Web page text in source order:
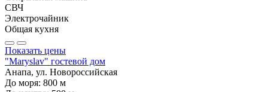
СВЧ
Электрочайник
Общая кухня
Показать цены
"Maryslav" гостевой дом
Анапа, ул. Новороссийская
До моря: 800 м